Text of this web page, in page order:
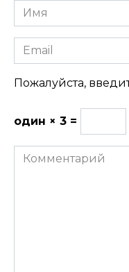
Имя
Email
Пожалуйста,
один × 3 =
Комментарий